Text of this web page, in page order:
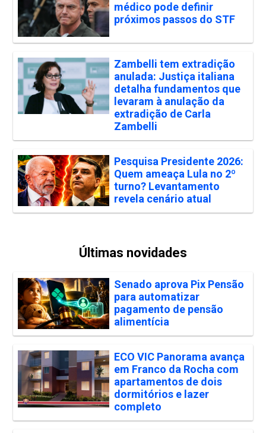
médico pode definir
próximos passos do STF
Zambelli tem extradição
anulada: Justiça italiana
detalha fundamentos que
levaram à anulação da
extradição de Carla
Zambelli
Pesquisa Presidente 2026:
Quem ameaça Lula no 2º
turno? Levantamento
revela cenário atual
Últimas novidades
Senado aprova Pix Pensão
para automatizar
pagamento de pensão
alimentícia
ECO VIC Panorama avança
em Franco da Rocha com
apartamentos de dois
dormitórios e lazer
completo